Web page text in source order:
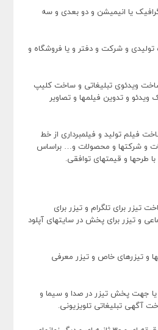
یا انیمیشن و دو بعدی و سه
تولیدی و شرکت و دفتر و یا فروشگاه و
ویدئوی تبلیغاتی و ساخت کلیپ
ویدئو و تدوین فیلمها و تصاویر
فیلم تولید و فیلمبرداری از خط
و شرکتها و محصولات و… براساس
طرحها و قیمتهای توافقی.
تیزر برای تلگرام و تیزر برای
و تیزر برای پخش در سایتهای آپلود
و تیزرهای خاص و تیزر معرفی
جهت پخش تیزر در صدا و سیما و
آگهی تبلیغاتی تلویزیونی.